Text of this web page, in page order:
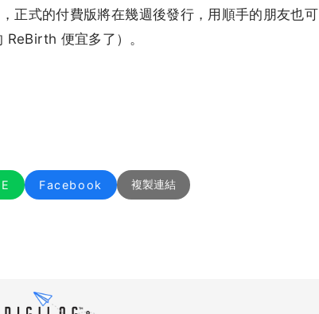
正式的付費版將在幾週後發行，用順手的朋友也可
便宜多了）。
Facebook 複製連結